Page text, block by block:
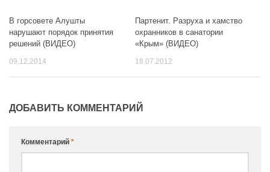
В горсовете Алушты
нарушают порядок принятия
решений (ВИДЕО)
09.12.2014
Партенит. Разруха и хамство
охранников в санатории
«Крым» (ВИДЕО)
18.07.2012
ДОБАВИТЬ КОММЕНТАРИЙ
Комментарий *